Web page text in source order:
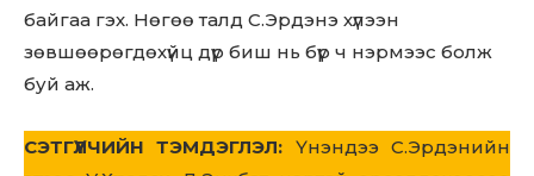
SUBSCRIBE
байгаа гэх. Нөгөө талд С.Эрдэнэ хүлээн
зөвшөөрөгдөхүйц дүр биш нь бүр ч нэрмээс болж
буй аж.
СЭТГҮҮЛЧИЙН ТЭМДЭГЛЭЛ: Үнэндээ С.Эрдэнийн